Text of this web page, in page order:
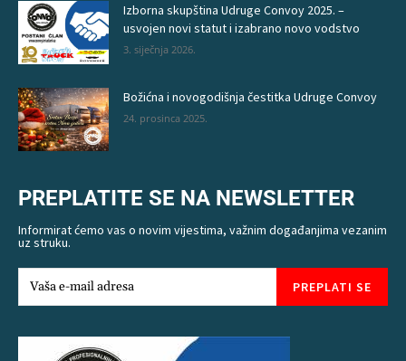
Izborna skupština Udruge Convoy 2025. –
usvojen novi statut i izabrano novo vodstvo
3. siječnja 2026.
Božićna i novogodišnja čestitka Udruge Convoy
24. prosinca 2025.
PREPLATITE SE NA NEWSLETTER
Informirat ćemo vas o novim vijestima, važnim događanjima vezanim
uz struku.
PREPLATI SE